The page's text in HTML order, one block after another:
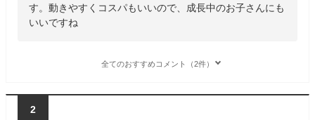
す。動きやすくコスパもいいので、成長中のお子さんにも
いいですね
全てのおすすめコメント（2件）
2